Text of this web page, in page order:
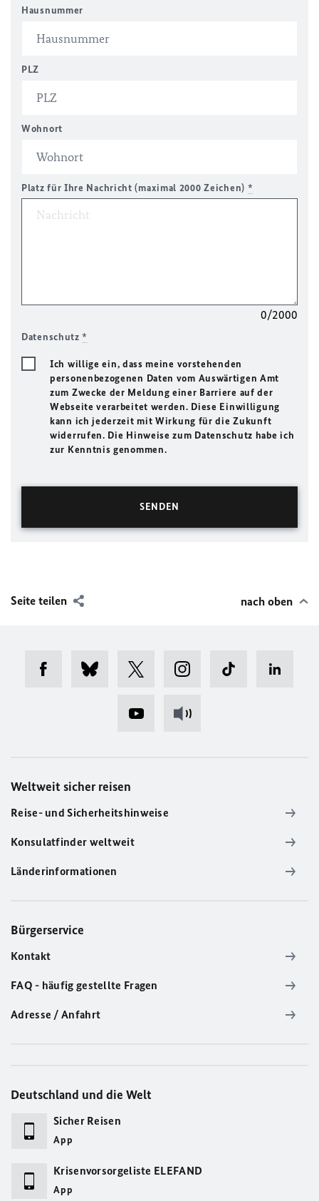
Hausnummer
PLZ
Wohnort
Platz für Ihre Nachricht (maximal 2000 Zeichen) *
0/2000
Datenschutz*
Ich willige ein, dass meine vorstehenden
personenbezogenen Daten vom Auswärtigen Amt
zum Zwecke der Meldung einer Barriere auf der
Webseite verarbeitet werden. Diese Einwilligung
kann ich jederzeit mit Wirkung für die Zukunft
widerrufen. Die Hinweise zum Datenschutz habe ich
zur Kenntnis genommen.
Seite teilen nach oben
Weltweit sicher reisen
Reise- und Sicherheitshinweise
Konsulatfinder weltweit
Länderinformationen
Bürgerservice
Kontakt
FAQ - häufig gestellte Fragen
Adresse / Anfahrt
Deutschland und die Welt
Sicher Reisen
App
Krisenvorsorgeliste ELEFAND
App